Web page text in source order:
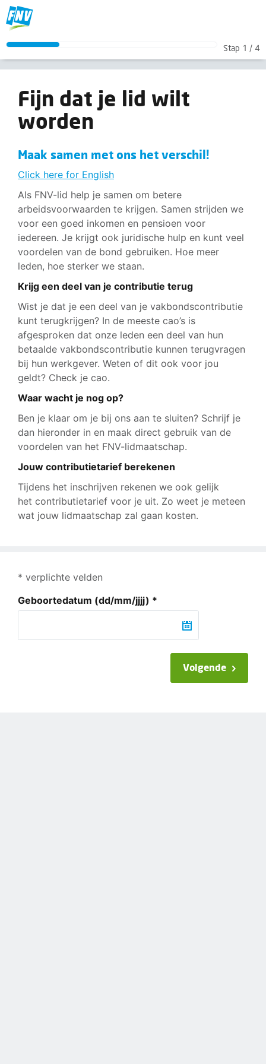
Stap 1 / 4
Fijn dat je lid wilt
worden
Maak samen met ons het verschil!
Click here for English
Als FNV-lid help je samen om betere
arbeidsvoorwaarden te krijgen. Samen strijden we
voor een goed inkomen en pensioen voor
iedereen. Je krijgt ook juridische hulp en kunt veel
voordelen van de bond gebruiken. Hoe meer
leden, hoe sterker we staan.
Krijg een deel van je contributie terug
Wist je dat je een deel van je vakbondscontributie
kunt terugkrijgen? In de meeste cao’s is
afgesproken dat onze leden een deel van hun
betaalde vakbondscontributie kunnen terugvragen
bij hun werkgever. Weten of dit ook voor jou
geldt? Check je cao.
Waar wacht je nog op?
Ben je klaar om je bij ons aan te sluiten? Schrijf je
dan hieronder in en maak direct gebruik van de
voordelen van het FNV-lidmaatschap.
Jouw contributietarief berekenen
Tijdens het inschrijven rekenen we ook gelijk
het contributietarief voor je uit. Zo weet je meteen
wat jouw lidmaatschap zal gaan kosten.
* verplichte velden
Geboortedatum (dd/mm/jjjj) *
Volgende
Fijn dat je lid wilt worden
Maak samen met ons het verschil!